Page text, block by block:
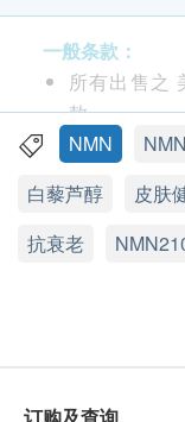
☑10项功效专利
☑多项国际权威
☑临床认证
☑适合素食人士
☒无农药
☒无水银
☒无杂质
细胞发电机X
一般条款：
所有出售之
款。
此产品由 美
health.
NMN
白藜芦醇
皮肤
抗衰老